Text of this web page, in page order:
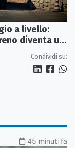
a livello:
diventa un
Condividi su:
45 minuti fa